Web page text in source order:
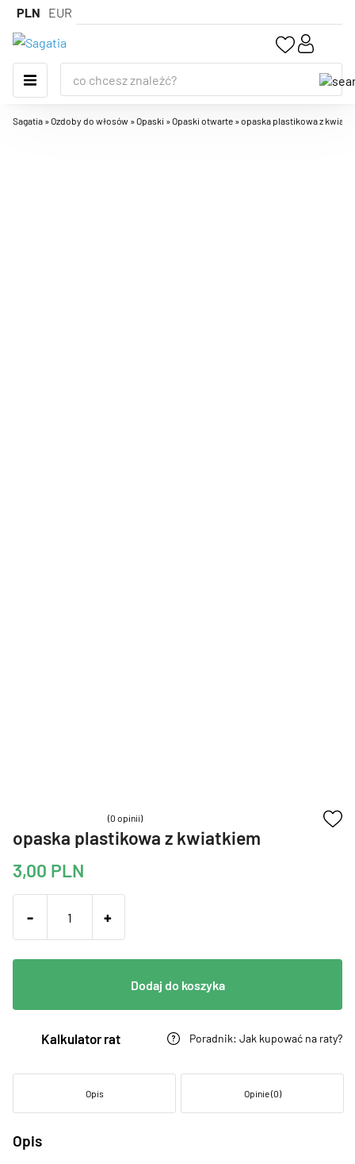
PLN EUR
Sagatia »Ozdoby do włosów »Opaski »Opaski otwarte »opaska plastikowa z
(0 opinii)
opaska plastikowa z kwiatkiem
3,00 PLN
- +
Dodaj do koszyka
Kalkulator rat Poradnik: Jak kupować na raty?
Opis Opinie (0)
Opis